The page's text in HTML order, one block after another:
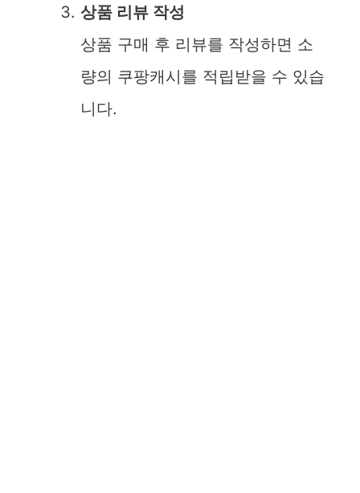
상품 리뷰 작성
상품 구매 후 리뷰를 작성하면 소
량의 쿠팡캐시를 적립받을 수 있습
니다.